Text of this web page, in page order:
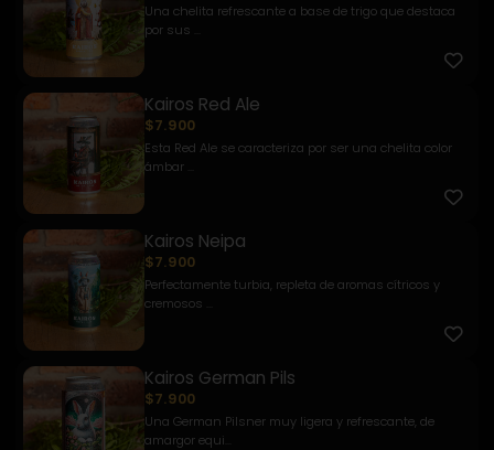
Una chelita refrescante a base de trigo que destaca
por sus ...
Kairos Red Ale
$7.900
Esta Red Ale se caracteriza por ser una chelita color
ámbar ...
Kairos Neipa
$7.900
Perfectamente turbia, repleta de aromas cítricos y
cremosos ...
Kairos German Pils
$7.900
Una German Pilsner muy ligera y refrescante, de
amargor equi...